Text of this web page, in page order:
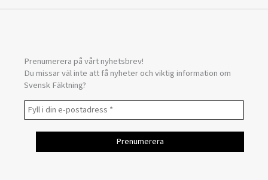
Prenumerera på vårt nyhetsbrev!
Du missar väl inte att få nyheter och viktig information om
Svensk Fäktning?